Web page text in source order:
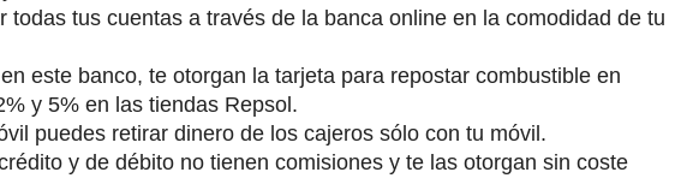
todas tus cuentas a través de la banca online en la comodidad de tu
este banco, te otorgan la tarjeta para repostar combustible en
y 5% en las tiendas Repsol.
puedes retirar dinero de los cajeros sólo con tu móvil.
y de débito no tienen comisiones y te las otorgan sin coste